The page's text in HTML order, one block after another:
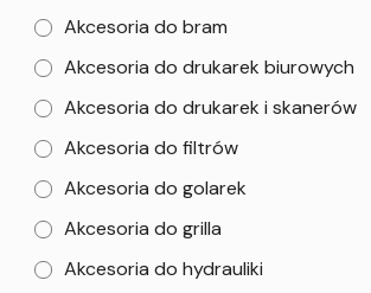
Akcesoria do bram
Akcesoria do drukarek biurowych
Akcesoria do drukarek i skanerów
Akcesoria do filtrów
Akcesoria do golarek
Akcesoria do grilla
Akcesoria do hydrauliki